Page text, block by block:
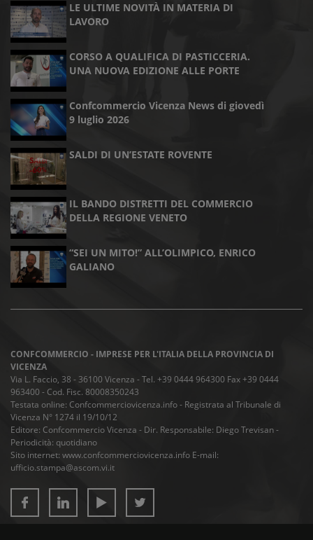
LE ULTIME NOVITÀ IN MATERIA DI
LAVORO
CORSO A QUALIFICA DI PASTICCERIA.
UNA NUOVA EDIZIONE ALLE PORTE
Confcommercio Vicenza News di giovedì
9 luglio 2026
SALDI DI UN’ESTATE ROVENTE
IL BANDO DISTRETTI DEL COMMERCIO
DELLA REGIONE VENETO
“SEI UN MITO!” ALL’OLIMPICO, ENRICO
GALIANO
CONFCOMMERCIO - IMPRESE PER L'ITALIA DELLA PROVINCIA DI
VICENZA
Via L. Faccio, 38 - 36100 Vicenza - Tel. +39 0444 964300 Fax +39 0444
963400 - Cod. Fisc. 80008350243
Testata online: Confcommerciovicenza.info - Registrata al Tribunale di
Vicenza N° 1274 il 19/10/12
Editore: Confcommercio Vicenza - Dir. Responsabile: Diego Trevisan -
Periodicità: quotidiano
Sito internet: www.confcommerciovicenza.info E-mail:
ufficio.stampa@ascom.vi.it